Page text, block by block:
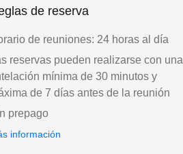
de reserva
de reuniones: 24 horas al día
reservas pueden realizarse con una
mínima de 30 minutos y
de 7 días antes de la reunión
prepago
información